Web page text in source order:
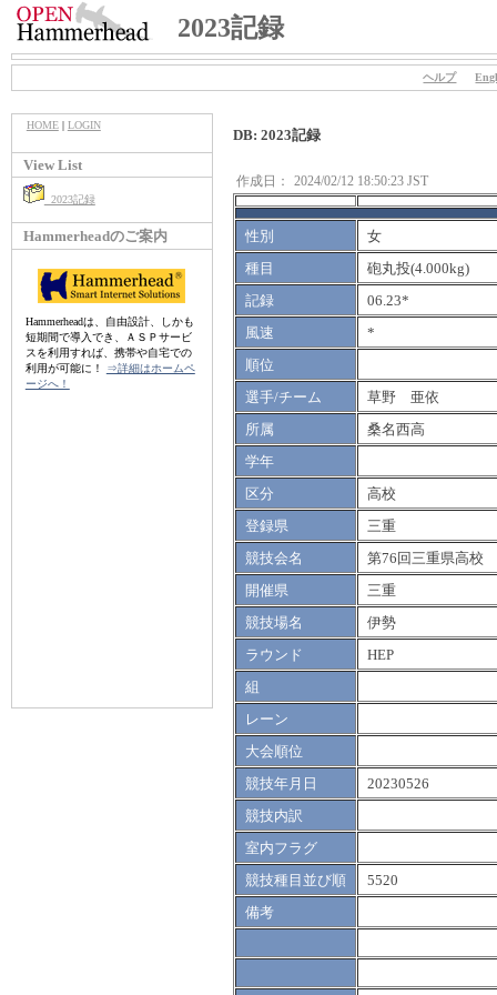
2023記録
ヘルプ
HOME| LOGIN
View List
2023記録
Hammerheadのご案内
Hammerheadは、自由設計、しかも
短期間で導入でき、ＡＳＰサービ
スを利用すれば、携帯や自宅での
利用が可能に！
⇒詳細はホームペ
ージへ！
DB: 2023記録
作成日： 2024/02/12 18:50:23 JST
性別
女
種目
砲丸投(4.000kg)
記録
06.23*
風速
*
順位
選手/チーム
草野 亜依
所属
桑名西高
学年
区分
高校
登録県
三重
競技会名
第76回三重県高校
開催県
三重
競技場名
伊勢
ラウンド
HEP
組
レーン
大会順位
競技年月日
20230526
競技内訳
室内フラグ
競技種目並び順
5520
備考